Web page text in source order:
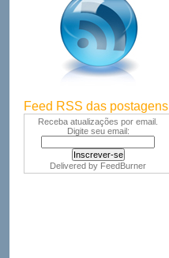
Feed RSS das postagens
Receba atualizações por email.
Digite seu email:
Delivered by FeedBurner